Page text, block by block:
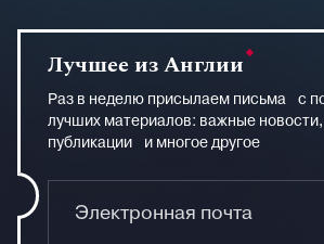
Лучшее из Англии
Раз в неделю присылаем письма с
лучших материалов: важные
публикации и многое другое